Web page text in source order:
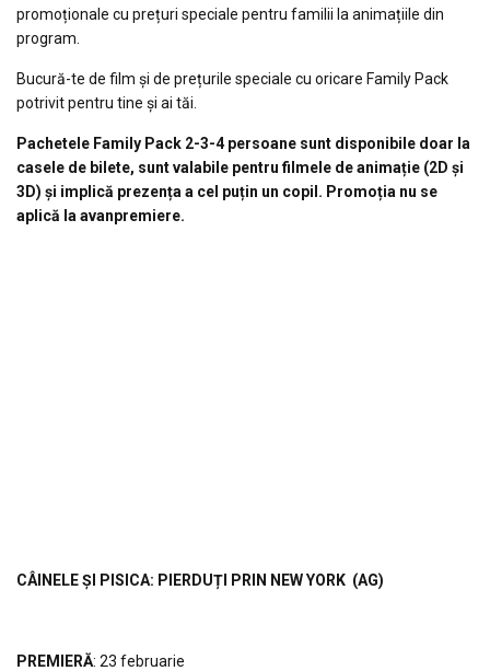
promoționale cu prețuri speciale pentru familii la animațiile din
program.
Bucură-te de film și de prețurile speciale cu oricare Family Pack
potrivit pentru tine și ai tăi.
Pachetele Family Pack 2-3-4 persoane sunt disponibile doar la
casele de bilete, sunt valabile pentru filmele de animație (2D și
3D) și implică prezența a cel puțin un copil. Promoția nu se
aplică la avanpremiere.
CÂINELE ȘI PISICA: PIERDUȚI PRIN NEW YORK (AG)
PREMIERĂ: 23 februarie